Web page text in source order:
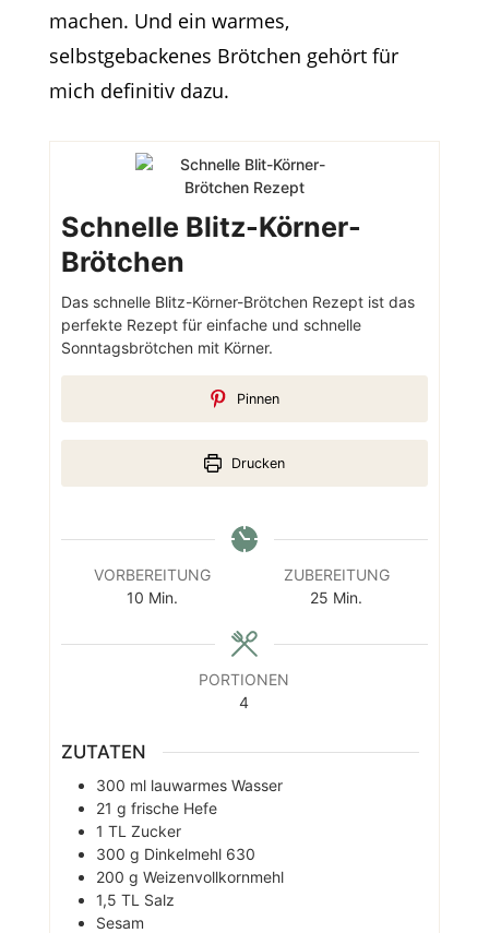
machen. Und ein warmes,
selbstgebackenes Brötchen gehört für
mich definitiv dazu.
Schnelle Blitz-Körner-
Brötchen
Das schnelle Blitz-Körner-Brötchen Rezept ist das
perfekte Rezept für einfache und schnelle
Sonntagsbrötchen mit Körner.
Pinnen
Drucken
VORBEREITUNG
10 Minuten
Min.
ZUBEREITUNG
25 Minuten
Min.
PORTIONEN
4
ZUTATEN
300 ml lauwarmes Wasser
21 g frische Hefe
1 TL Zucker
300 g Dinkelmehl 630
200 g Weizenvollkornmehl
1,5 TL Salz
Sesam